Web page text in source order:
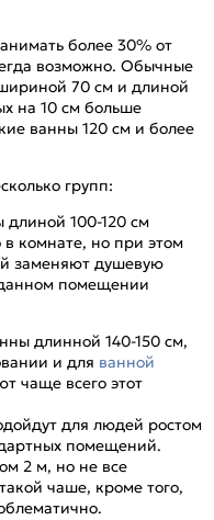
более 30% от
возможно. Обычные
70 см и длиной
на 10 см больше
ванны 120 см и более
групп:
длиной 100-120 см
в комнате, но при этом
заменяют душевую
данном помещении
длинной 140-150 см,
и для ванной
чаще всего этот
для людей ростом
помещений.
2 м, но не все
чаше, кроме того,